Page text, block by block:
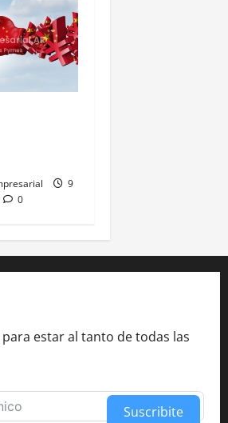
9
0
estar al tanto de todas las
Suscribite